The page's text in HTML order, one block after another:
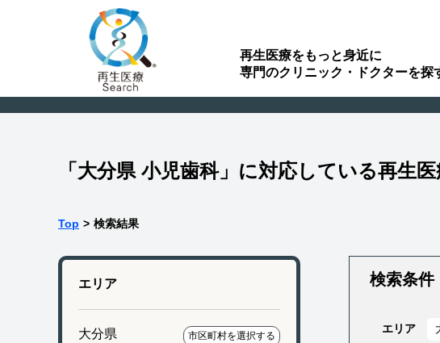
再生医療をもっと身近に
専門のクリニック・ドクターを探
「大分県 小児歯科」に対応している再生
Top > 検索結果
エリア
大分県 市区町村を選択する
検索条件
エリア